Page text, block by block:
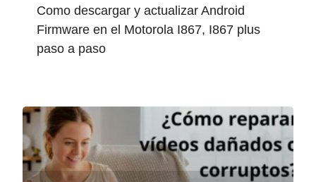
Como descargar y actualizar Android
Firmware en el Motorola I867, I867 plus
paso a paso